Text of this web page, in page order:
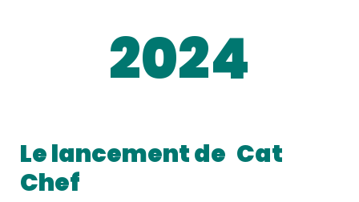
2024
Le lancement de Cat
Chef